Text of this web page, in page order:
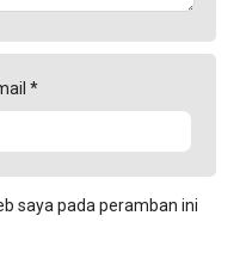
*
saya pada peramban ini